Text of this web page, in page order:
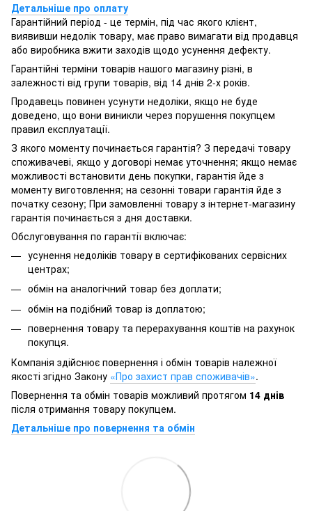
Детальніше про оплату
Гарантійний період - це термін, під час якого клієнт,
виявивши недолік товару, має право вимагати від продавця
або виробника вжити заходів щодо усунення дефекту.
Гарантійні терміни товарів нашого магазину різні, в
залежності від групи товарів, від 14 днів 2-х років.
Продавець повинен усунути недоліки, якщо не буде
доведено, що вони виникли через порушення покупцем
правил експлуатації.
З якого моменту починається гарантія? З передачі товару
споживачеві, якщо у договорі немає уточнення; якщо немає
можливості встановити день покупки, гарантія йде з
моменту виготовлення; на сезонні товари гарантія йде з
початку сезону; При замовленні товару з інтернет-магазину
гарантія починається з дня доставки.
Обслуговування по гарантії включає:
усунення недоліків товару в сертифікованих сервісних
центрах;
обмін на аналогічний товар без доплати;
обмін на подібний товар із доплатою;
повернення товару та перерахування коштів на рахунок
покупця.
Компанія здійснює повернення і обмін товарів належної
якості згідно Закону «Про захист прав споживачів».
Повернення та обмін товарів можливий протягом 14 днів
після отримання товару покупцем.
Детальніше про повернення та обмін